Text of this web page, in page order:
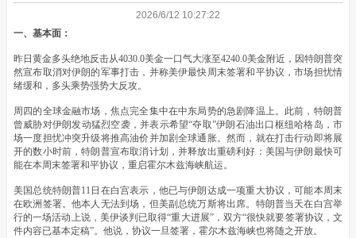
2026/6/12 10:27:22
一、基本面：
昨日黄金多头绝地反击从4030.0美金一口气大涨至4240.0美金附近，因特朗普突
然宣布取消对伊朗的军事打击，并称美伊最快周末签署和平协议，市场担忧情
绪缓和，多头乘势强势大反攻。
周四的全球金融市场，焦点完全集中在中东局势的急剧降温上。此前，特朗普
曾威胁对伊朗发动猛烈空袭，并表示希望“夺取”伊朗石油出口枢纽哈格岛，市
场一度担忧冲突升级将推高油价并加剧全球通胀。然而，就在打击行动即将展
开的数小时前，特朗普宣布取消计划，并释放出重磅利好：美国与伊朗最快可
能在本周末签署和平协议，重启霍尔木兹海峡航运。
美国总统特朗普11日在白宫表示，他已与伊朗达成一项重大协议，可能本周末
在欧洲签署。他本人无法到场，但美副总统万斯将出席。特朗普当天在白宫举
行的一场活动上说，美伊谈判已取得“重大进展”，双方“很快就要签署协议，文
件内容已基本定稿”。他说，协议一旦签署，霍尔木兹海峡也将随之开放。